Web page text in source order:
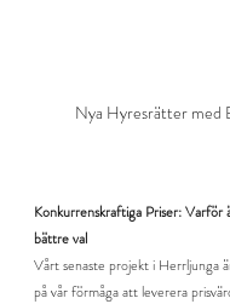
Nya Hyresrätter med
Konkurrenskraftiga Priser:
bättre val
Vårt senaste projekt i Herrljunga
på vår förmåga att leverera